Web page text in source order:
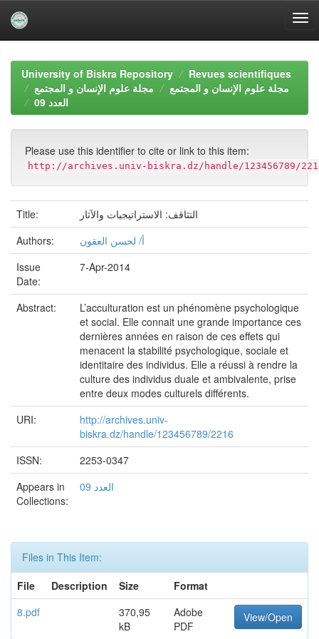
navigationUniversity of Biskra Repository
Revues scientifiques
مجلة علوم الإنسان و المجتمع
مجلة علوم الإنسان و المجتمع
العدد 09
Please use this identifier to cite or link to this item:
http://archives.univ-biskra.dz/handle/123456789/
Title:
التثاقف: الاستراتيجيات والآثار
Authors:
أ/ لحسن العقون
Issue
Date:
7-Apr-2014
Abstract:
L’acculturation est un phénomène psychologique
et social. Elle connait une grande importance ces
dernières années en raison de ces effets qui
menacent la stabilité psychologique, sociale et
identitaire des individus. Elle a réussi à rendre la
culture des individus duale et ambivalente, prise
entre deux modes culturels différents.
URI:
http://archives.univ-
biskra.dz/handle/123456789/2216
ISSN:
2253-0347
Appears in
Collections:
العدد 09
Files in This Item:
File
Description Size
Format
8.pdf
370,95
kB
Adobe
PDF
View/Open